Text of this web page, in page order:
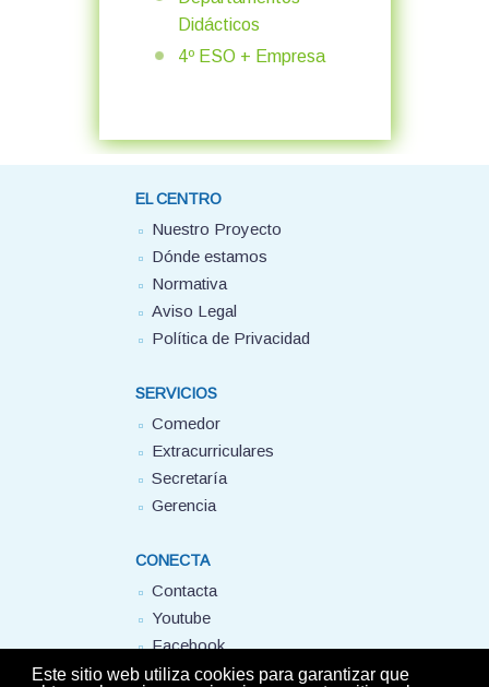
Este sitio web utiliza cookies para garantizar que
Didácticos
4º ESO + Empresa
EL CENTRO
Nuestro Proyecto
Dónde estamos
Normativa
Aviso Legal
Política de Privacidad
SERVICIOS
Comedor
Extracurriculares
Secretaría
Gerencia
CONECTA
Contacta
Youtube
Facebook
FUHEM